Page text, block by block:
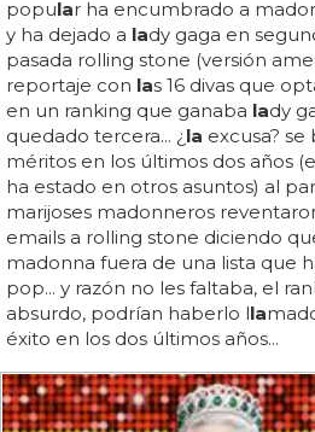
popular ha encumbrado a
y ha dejado a lady gaga en
pasada rolling stone (versión
reportaje con las 16 divas que
en un ranking que ganaba lady
quedado tercera... ¿ la excusa? se
méritos en los últimos dos años
ha estado en otros asuntos) al
marijoses madonneros
emails a rolling stone diciendo
madonna fuera de una lista que
pop... y razón no les faltaba, el
absurdo, podrían haberlo lla
éxito en los dos últimos años...